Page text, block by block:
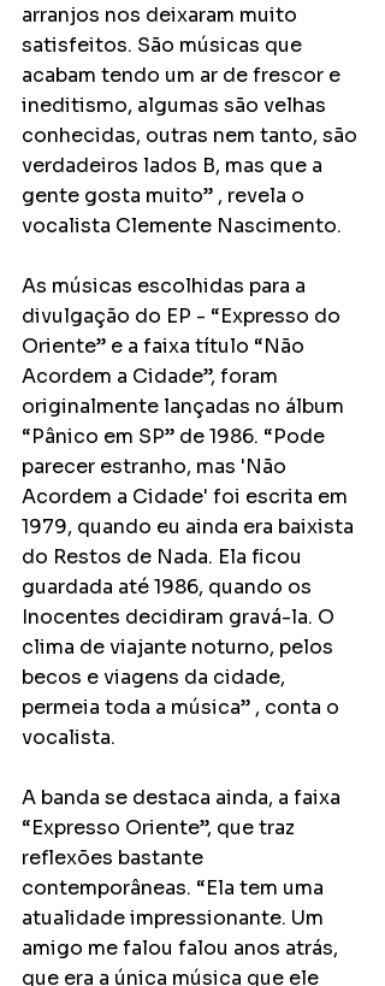
arranjos nos deixaram muito
satisfeitos. São músicas que
acabam tendo um ar de frescor e
ineditismo, algumas são velhas
conhecidas, outras nem tanto, são
verdadeiros lados B, mas que a
gente gosta muito” , revela o
vocalista Clemente Nascimento.
As músicas escolhidas para a
divulgação do EP - “Expresso do
Oriente” e a faixa título “Não
Acordem a Cidade”, foram
originalmente lançadas no álbum
“Pânico em SP” de 1986. “Pode
parecer estranho, mas 'Não
Acordem a Cidade' foi escrita em
1979, quando eu ainda era baixista
do Restos de Nada. Ela ficou
guardada até 1986, quando os
Inocentes decidiram gravá-la. O
clima de viajante noturno, pelos
becos e viagens da cidade,
permeia toda a música” , conta o
vocalista.
A banda se destaca ainda, a faixa
“Expresso Oriente”, que traz
reflexões bastante
contemporâneas. “Ela tem uma
atualidade impressionante. Um
amigo me falou falou anos atrás,
que era a única música que ele